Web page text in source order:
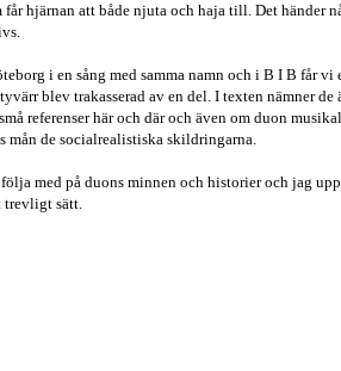
får hjärnan att både njuta och haja till. Det händer
i en sång med samma namn och i B I B får vi
blev trakasserad av en del. I texten nämner de
referenser här och där och även om duon
mån de socialrealistiska skildringarna.
följa med på duons minnen och historier och jag
trevligt sätt.